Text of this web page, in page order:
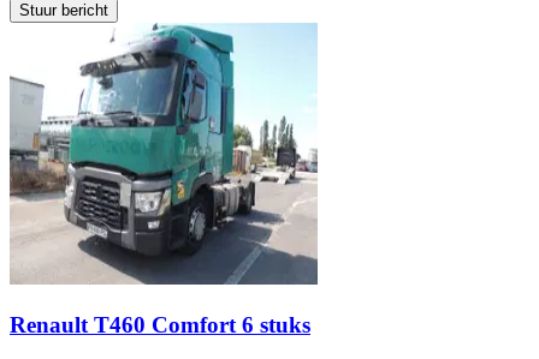
Stuur bericht
Renault T460 Comfort 6 stuks